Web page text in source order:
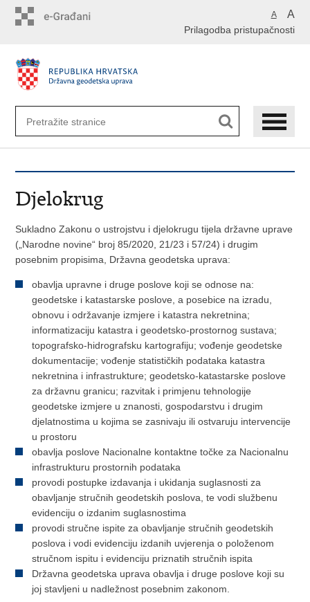
A A
Prilagodba pristupačnosti
Djelokrug
Sukladno Zakonu o ustrojstvu i djelokrugu tijela državne uprave
(„Narodne novine“ broj 85/2020, 21/23 i 57/24) i drugim
posebnim propisima, Državna geodetska uprava:
obavlja upravne i druge poslove koji se odnose na:
geodetske i katastarske poslove, a posebice na izradu,
obnovu i održavanje izmjere i katastra nekretnina;
informatizaciju katastra i geodetsko-prostornog sustava;
topografsko-hidrografsku kartografiju; vođenje geodetske
dokumentacije; vođenje statističkih podataka katastra
nekretnina i infrastrukture; geodetsko-katastarske poslove
za državnu granicu; razvitak i primjenu tehnologije
geodetske izmjere u znanosti, gospodarstvu i drugim
djelatnostima u kojima se zasnivaju ili ostvaruju intervencije
u prostoru
obavlja poslove Nacionalne kontaktne točke za Nacionalnu
infrastrukturu prostornih podataka
provodi postupke izdavanja i ukidanja suglasnosti za
obavljanje stručnih geodetskih poslova, te vodi službenu
evidenciju o izdanim suglasnostima
provodi stručne ispite za obavljanje stručnih geodetskih
poslova i vodi evidenciju izdanih uvjerenja o položenom
stručnom ispitu i evidenciju priznatih stručnih ispita
Državna geodetska uprava obavlja i druge poslove koji su
joj stavljeni u nadležnost posebnim zakonom.